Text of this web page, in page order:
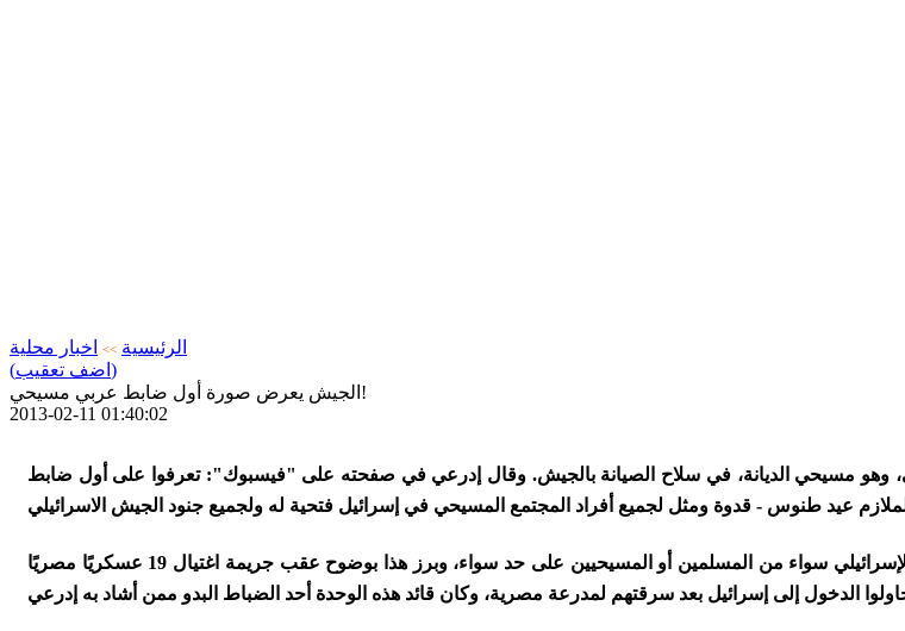
الرئيسية >>
اخبار محلية
(اضف تعقيب)
الجيش يعرض صورة أول ضابط عربي مسيحي!
2013-02-11 01:40:02
مسيحي الديانة، في سلاح الصيانة بالجيش. وقال إدرعي في صفحته على "فيسبوك": تعرفوا على أول ضابط
جدير بالذكر أن إدرعي يعكف ومنذ فترة على وضع صورة العسكريين العرب في الجيش الإسرائيلي سواء من المسلمين أو المسيحيين على حد سواء، وبرز هذا بوضوح عقب جريمة اغتيال 19 عسكريًا مصريًا